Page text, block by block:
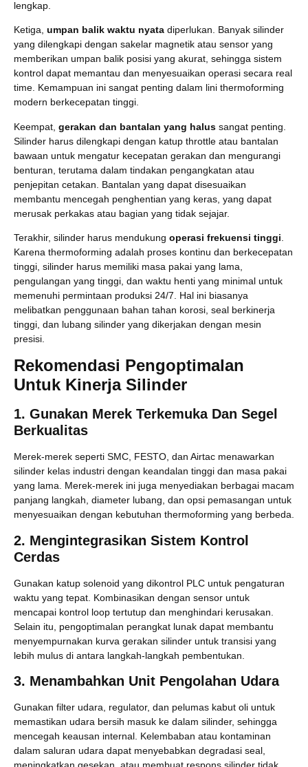
lengkap.
Ketiga, umpan balik waktu nyata diperlukan. Banyak silinder
yang dilengkapi dengan sakelar magnetik atau sensor yang
memberikan umpan balik posisi yang akurat, sehingga sistem
kontrol dapat memantau dan menyesuaikan operasi secara real
time. Kemampuan ini sangat penting dalam lini thermoforming
modern berkecepatan tinggi.
Keempat, gerakan dan bantalan yang halus sangat penting.
Silinder harus dilengkapi dengan katup throttle atau bantalan
bawaan untuk mengatur kecepatan gerakan dan mengurangi
benturan, terutama dalam tindakan pengangkatan atau
penjepitan cetakan. Bantalan yang dapat disesuaikan
membantu mencegah penghentian yang keras, yang dapat
merusak perkakas atau bagian yang tidak sejajar.
Terakhir, silinder harus mendukung operasi frekuensi tinggi
Karena thermoforming adalah proses kontinu dan berkecepatan
tinggi, silinder harus memiliki masa pakai yang lama,
pengulangan yang tinggi, dan waktu henti yang minimal untuk
memenuhi permintaan produksi 24/7. Hal ini biasanya
melibatkan penggunaan bahan tahan korosi, seal berkinerja
tinggi, dan lubang silinder yang dikerjakan dengan mesin
presisi.
Rekomendasi Pengoptimalan
Untuk Kinerja Silinder
1. Gunakan Merek Terkemuka Dan Segel
Berkualitas
Merek-merek seperti SMC, FESTO, dan Airtac menawarkan
silinder kelas industri dengan keandalan tinggi dan masa pakai
yang lama. Merek-merek ini juga menyediakan berbagai macam
panjang langkah, diameter lubang, dan opsi pemasangan untuk
menyesuaikan dengan kebutuhan thermoforming yang berbeda.
2. Mengintegrasikan Sistem Kontrol
Cerdas
Gunakan katup solenoid yang dikontrol PLC untuk pengaturan
waktu yang tepat. Kombinasikan dengan sensor untuk
mencapai kontrol loop tertutup dan menghindari kerusakan.
Selain itu, pengoptimalan perangkat lunak dapat membantu
menyempurnakan kurva gerakan silinder untuk transisi yang
lebih mulus di antara langkah-langkah pembentukan.
3. Menambahkan Unit Pengolahan Udara
Gunakan filter udara, regulator, dan pelumas kabut oli untuk
memastikan udara bersih masuk ke dalam silinder, sehingga
mencegah keausan internal. Kelembaban atau kontaminan
dalam saluran udara dapat menyebabkan degradasi seal,